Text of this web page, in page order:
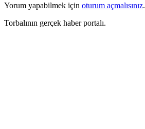
Yorum yapabilmek için oturum açmalısınız.
Torbalının gerçek haber portalı.